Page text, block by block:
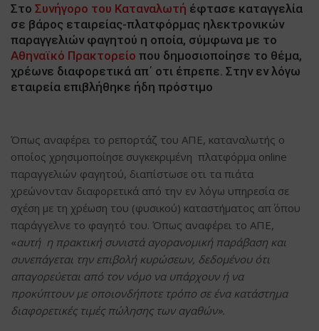
Στο Συνήγορο του Καταναλωτή έφτασε καταγγελία
σε βάρος εταιρείας-πλατφόρμας ηλεκτρονικών
παραγγελιών φαγητού η οποία, σύμφωνα με το
Αθηναϊκό Πρακτορείο που δημοσιοποίησε το θέμα,
χρέωνε διαφορετικά απ΄ οτι έπρεπε. Στην εν λόγω
εταιρεία επιβλήθηκε ήδη πρόστιμο
Όπως αναφέρει το ρεπορτάζ του ΑΠΕ, καταναλωτής ο
οποίος χρησιμοποίησε συγκεκριμένη πλατφόρμα online
παραγγελιών φαγητού, διαπίστωσε οτι τα πιάτα
χρεώνονταν διαφορετικά από την εν λόγω υπηρεσία σε
σχέση με τη χρέωση του (φυσικού) καταστήματος απ΄ όπου
παράγγελνε το φαγητό του. Όπως αναφέρει το ΑΠΕ,
«αυτή η πρακτική συνιστά αγορανομική παράβαση και
συνεπάγεται την επιβολή κυρώσεων, δεδομένου ότι
απαγορεύεται από τον νόμο να υπάρχουν ή να
προκύπτουν με οποιονδήποτε τρόπο σε ένα κατάστημα
διαφορετικές τιμές πώλησης των αγαθών».